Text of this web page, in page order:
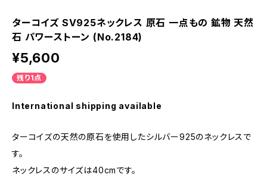
ターコイズ SV925ネックレス 原石 一点もの 鉱物 天然
石 パワーストーン (No.2184)
¥5,600
残り1点
International shipping available
ターコイズの天然の原石を使用したシルバー925のネックレスで
す。
ネックレスのサイズは40cmです。